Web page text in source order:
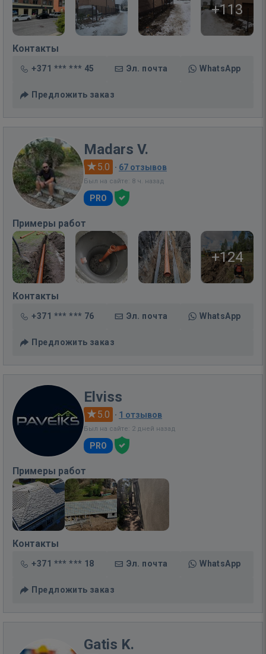
+113
Контакты
+371 *** *** 45 Эл. почта WhatsApp
Предложить заказ
Madars V.
5.0 · 67 отзывов
Был на сайте: 8 ч. назад
PRO
Примеры работ
+124
Контакты
+371 *** *** 76 Эл. почта WhatsApp
Предложить заказ
Elviss
5.0 · 1 отзывов
Был на сайте: 2 дней назад
PRO
Примеры работ
Контакты
+371 *** *** 18 Эл. почта WhatsApp
Предложить заказ
Gatis K.